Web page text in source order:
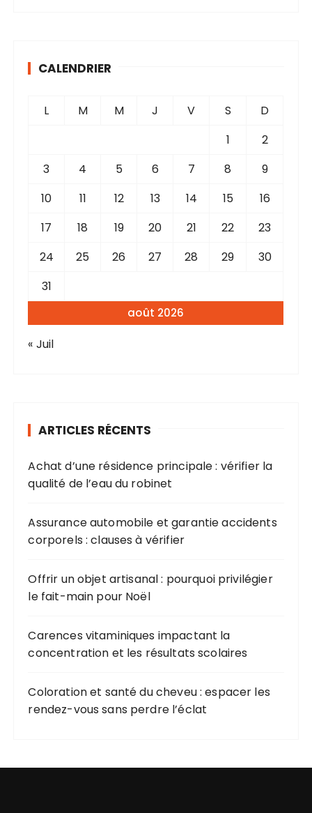
CALENDRIER
août 2026
L M M J V S
D
1
2
3
4 5 6 7 8
9
10
11 12 13 14 15
16
17
18 19 20 21 22
23
24
25 26 27 28 29
30
31
« Juil
ARTICLES RÉCENTS
Achat d’une résidence principale : vérifier la
qualité de l’eau du robinet
Assurance automobile et garantie accidents
corporels : clauses à vérifier
Offrir un objet artisanal : pourquoi privilégier
le fait-main pour Noël
Carences vitaminiques impactant la
concentration et les résultats scolaires
Coloration et santé du cheveu : espacer les
rendez-vous sans perdre l’éclat